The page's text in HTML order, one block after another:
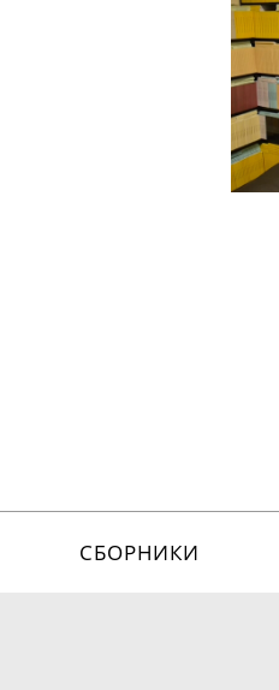
СБОРНИКИ